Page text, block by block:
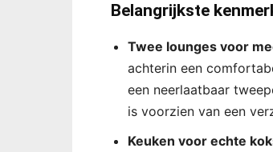
Belangrijkste
Twee lounges voor
achterin een
een neerlaatbaar
is voorzien van een
Keuken voor echte